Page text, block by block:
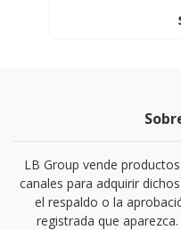
LB Group vende
canales para adquirir
el respaldo o la
registrada que